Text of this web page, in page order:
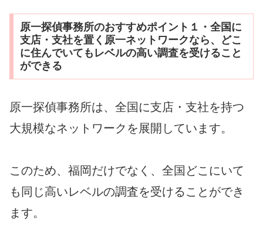
原一探偵事務所のおすすめポイント１・全国に
支店・支社を置く原一ネットワークなら、どこ
に住んでいてもレベルの高い調査を受けること
ができる
原一探偵事務所は、全国に支店・支社を持つ
大規模なネットワークを展開しています。
このため、福岡だけでなく、全国どこにいて
も同じ高いレベルの調査を受けることができ
ます。